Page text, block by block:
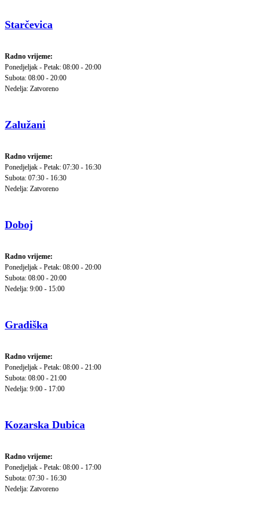
Starčevica
Radno vrijeme:
Ponedjeljak - Petak: 08:00 - 20:00
Subota: 08:00 - 20:00
Nedelja: Zatvoreno
Zalužani
Radno vrijeme:
Ponedjeljak - Petak: 07:30 - 16:30
Subota: 07:30 - 16:30
Nedelja: Zatvoreno
Doboj
Radno vrijeme:
Ponedjeljak - Petak: 08:00 - 20:00
Subota: 08:00 - 20:00
Nedelja: 9:00 - 15:00
Gradiška
Radno vrijeme:
Ponedjeljak - Petak: 08:00 - 21:00
Subota: 08:00 - 21:00
Nedelja: 9:00 - 17:00
Kozarska Dubica
Radno vrijeme:
Ponedjeljak - Petak: 08:00 - 17:00
Subota: 07:30 - 16:30
Nedelja: Zatvoreno